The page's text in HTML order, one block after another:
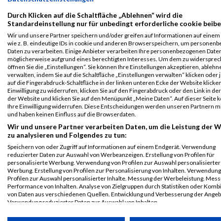
GROUP HEAT
Spartan
Tenerife 2021
BEAST - AGE
GROUP HEAT
13575 Diego
Míguez
Coejo
1984 ESP
2020
VeranstaltungStnr
First
Name
Last
Name Jahr NationVereinNet
Spartan
Mallorca
SPRINT - AGE
GROUP HEAT
13620 Diego Míguez
Coejo
1984 ESP
Spartan
Mallorca
SUPER - AGE
GROUP HEAT
14049 Diego Míguez
Coejo
1984 ESP
Durch Klicken auf die Schaltfläche „Ablehnen“ wird die
Standardeinstellung nur für unbedingt erforderliche cookie
Wir und unsere Partner speichern und/oder greifen auf Informationen auf einem
wie z. B. eindeutige IDs in cookie und anderen Browserspeichern, um
Daten zu verarbeiten. Einige Anbieter verarbeiten Ihre personenbezogenen
möglicherweise aufgrund eines berechtigten Interesses. Um dem zu
öffnen Sie die „Einstellungen“. Sie können Ihre Einstellungen akzeptieren,
verwalten, indem Sie auf die Schaltfläche „Einstellungen verwalten“ klicken oder
auf die Fingerabdruck-Schaltfläche in der linken unteren Ecke der Website
Einwilligung zu widerrufen, klicken Sie auf den Fingerabdruck oder den Link in
der Website und klicken Sie auf den Menüpunkt „Meine Daten“. Auf dieser Seite
Ihre Einwilligung widerrufen. Diese Entscheidungen werden unseren Partnern
und haben keinen Einfluss auf die Browserdaten.
Wir und unsere Partner verarbeiten Daten, um die Leistung der
zu analysieren und Folgendes zu tun:
Speichern von oder Zugriff auf Informationen auf einem Endgerät. Verwendung
reduzierter Daten zur Auswahl von Werbeanzeigen. Erstellung von Profilen für
personalisierte Werbung. Verwendung von Profilen zur Auswahl personalisierter
Werbung. Erstellung von Profilen zur Personalisierung von Inhalten.
Profilen zur Auswahl personalisierter Inhalte. Messung der Werbeleistung.
Performance von Inhalten. Analyse von Zielgruppen durch Statistiken oder
von Daten aus verschiedenen Quellen. Entwicklung und Verbesserung der
Verwendung reduzierter Daten zur Auswahl von Inhalten.
werden.